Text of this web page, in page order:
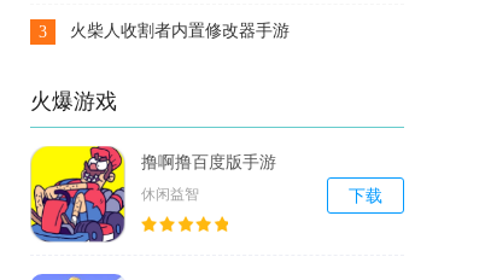
3 火柴人收割者内置修改器手游
火爆游戏
撸啊撸百度版手游
休闲益智 下载